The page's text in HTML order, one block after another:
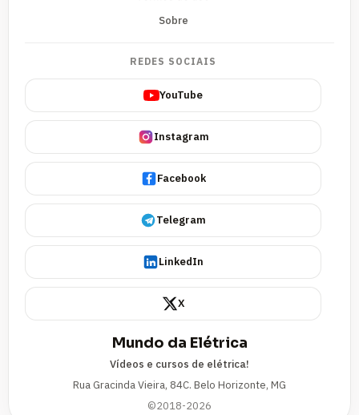
Sobre
REDES SOCIAIS
YouTube
Instagram
Facebook
Telegram
LinkedIn
X
Mundo da Elétrica
Vídeos e cursos de elétrica!
Rua Gracinda Vieira, 84C. Belo Horizonte, MG
©2018-2026